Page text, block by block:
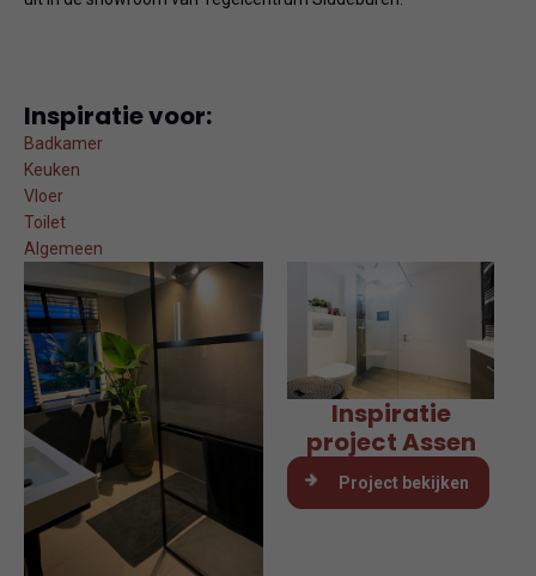
Inspiratie voor:
Badkamer
Keuken
Vloer
Toilet
Algemeen
Inspiratie
project Assen
Project bekijken